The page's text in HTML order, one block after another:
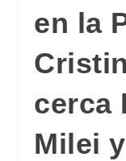
en la
cerca
Milei